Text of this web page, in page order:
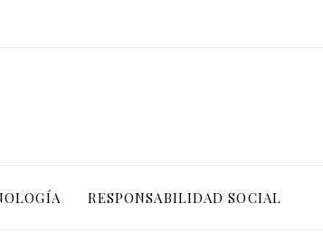
RESPONSABILIDAD SOCIAL